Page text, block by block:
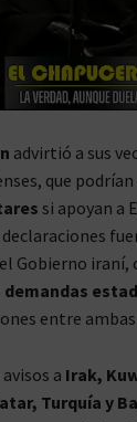
advirtió a sus
que
si apoyan a
Gobierno iraní,
demandas
entre
a Irak,
Turquía y